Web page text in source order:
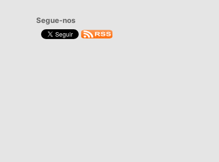
Segue-nos